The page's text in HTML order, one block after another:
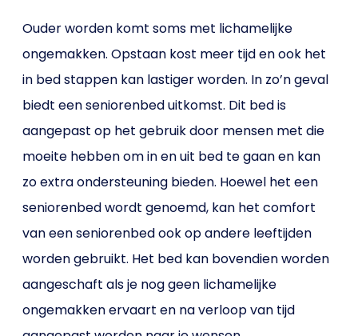
Ouder worden komt soms met lichamelijke
ongemakken. Opstaan kost meer tijd en ook het
in bed stappen kan lastiger worden. In zo’n geval
biedt een seniorenbed uitkomst. Dit bed is
aangepast op het gebruik door mensen met die
moeite hebben om in en uit bed te gaan en kan
zo extra ondersteuning bieden. Hoewel het een
seniorenbed wordt genoemd, kan het comfort
van een seniorenbed ook op andere leeftijden
worden gebruikt. Het bed kan bovendien worden
aangeschaft als je nog geen lichamelijke
ongemakken ervaart en na verloop van tijd